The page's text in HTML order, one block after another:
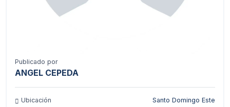
Publicado por
ANGEL CEPEDA
Ubicación
Santo Domingo Este